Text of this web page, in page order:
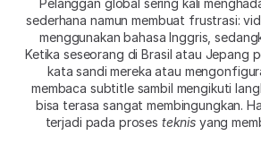
sederhana namun membuat frustrasi:
menggunakan bahasa Inggris,
Ketika seseorang di Brasil atau Jepang
kata sandi mereka atau
membaca subtitle sambil mengikuti
bisa terasa sangat membingungkan.
terjadi pada proses teknis yang